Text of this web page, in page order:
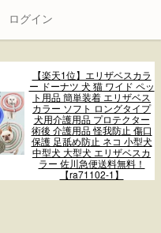
ログイン
【楽天1位】エリザベスカラ
ー ドーナツ 犬 猫 ワイド ペッ
ト用品 簡単装着 エリザベス
カラー ソフト ロングタイプ
犬用介護用品 プロテクター
術後 介護用品 怪我防止 傷口
保護 足舐め防止 ネコ 小型犬
中型犬 大型犬 エリザベスカ
ラー 佐川急便送料無料！
【ra71102-1】